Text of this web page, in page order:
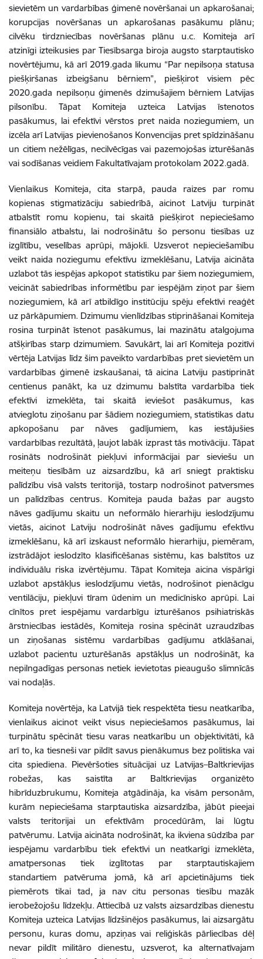
sievietēm un vardarbības ģimenē novēršanai un apkarošanai;
korupcijas novēršanas un apkarošanas pasākumu plānu;
cilvēku tirdzniecības novēršanas plānu u.c. Komiteja arī
atzinīgi izteikusies par Tiesībsarga biroja augsto starptautisko
novērtējumu, kā arī 2019.gada likumu “Par nepilsoņa statusa
piešķiršanas izbeigšanu bērniem”, piešķirot visiem pēc
2020.gada nepilsoņu ģimenēs dzimušajiem bērniem Latvijas
pilsonību.
Tāpat Komiteja uzteica Latvijas īstenotos
pasākumus, lai efektīvi vērstos pret naida noziegumiem, un
izcēla arī Latvijas pievienošanos Konvencijas pret spīdzināšanu
un citiem nežēlīgas, necilvēcīgas vai pazemojošas izturēšanās
vai sodīšanas veidiem Fakultatīvajam protokolam 2022.gadā.
Vienlaikus Komiteja, cita starpā, pauda raizes par romu
kopienas stigmatizāciju sabiedrībā, aicinot Latviju turpināt
atbalstīt romu kopienu, tai skaitā piešķirot nepieciešamo
finansiālo atbalstu, lai nodrošinātu šo personu tiesības uz
izglītību, veselības aprūpi, mājokli. Uzsverot nepieciešamību
veikt naida noziegumu efektīvu izmeklēšanu, Latvija aicināta
uzlabot tās iespējas apkopot statistiku par šiem noziegumiem,
veicināt sabiedrības informētību par iespējām ziņot par šiem
noziegumiem, kā arī atbildīgo institūciju spēju efektīvi reaģēt
uz pārkāpumiem. Dzimumu vienlīdzības stiprināšanai Komiteja
rosina turpināt īstenot pasākumus, lai mazinātu atalgojuma
atšķirības starp dzimumiem. Savukārt, lai arī Komiteja pozitīvi
vērtēja Latvijas līdz šim paveikto vardarbības pret sievietēm un
vardarbības ģimenē izskaušanai, tā aicina Latviju pastiprināt
centienus panākt, ka uz dzimumu balstīta vardarbība tiek
efektīvi izmeklēta, tai skaitā ieviešot pasākumus, kas
atvieglotu ziņošanu par šādiem noziegumiem, statistikas datu
apkopošanu par nāves gadījumiem, kas iestājušies
vardarbības rezultātā, ļaujot labāk izprast tās motivāciju. Tāpat
rosināts nodrošināt piekļuvi informācijai par sieviešu un
meiteņu tiesībām uz aizsardzību, kā arī sniegt praktisku
palīdzību visā valsts teritorijā, tostarp nodrošinot patversmes
un palīdzības centrus.
Komiteja pauda bažas par augsto
nāves gadījumu skaitu un neformālo hierarhiju ieslodzījumu
vietās, aicinot Latviju nodrošināt nāves gadījumu efektīvu
izmeklēšanu, kā arī izskaust neformālo hierarhiju, piemēram,
izstrādājot ieslodzīto klasificēšanas sistēmu, kas balstītos uz
individuālu riska izvērtējumu. Tāpat Komiteja aicina vispārīgi
uzlabot apstākļus ieslodzījumu vietās, nodrošinot pienācīgu
ventilāciju, piekļuvi tīram ūdenim un medicīnisko aprūpi. Lai
cīnītos pret iespējamu vardarbīgu izturēšanos psihiatriskās
ārstniecības iestādēs, Komiteja rosina spēcināt uzraudzības
un ziņošanas sistēmu vardarbības gadījumu atklāšanai,
uzlabot pacientu uzturēšanās apstākļus un nodrošināt, ka
nepilngadīgas personas netiek ievietotas pieaugušo slimnīcās
vai nodaļās.
Komiteja novērtēja, ka Latvijā tiek respektēta tiesu neatkarība,
vienlaikus aicinot veikt visus nepieciešamos pasākumus, lai
turpinātu spēcināt tiesu varas neatkarību un objektivitāti, kā
arī to, ka tiesneši var pildīt savus pienākumus bez politiska vai
cita spiediena. Pievēršoties situācijai uz Latvijas–Baltkrievijas
robežas, kas saistīta ar Baltkrievijas organizēto
hibrīduzbrukumu, Komiteja atgādināja, ka visām personām,
kurām nepieciešama starptautiska aizsardzība, jābūt pieejai
valsts teritorijai un efektīvām procedūrām, lai lūgtu
patvērumu. Latvija aicināta nodrošināt, ka ikviena sūdzība par
iespējamu vardarbību tiek efektīvi un neatkarīgi izmeklēta,
amatpersonas tiek izglītotas par starptautiskajiem
standartiem patvēruma jomā, kā arī apcietinājums tiek
piemērots tikai tad, ja nav citu personas tiesību mazāk
ierobežojošu līdzekļu. Attiecībā uz valsts aizsardzības dienestu
Komiteja uzteica Latvijas līdzšinējos pasākumus, lai aizsargātu
personu, kuras domu, apziņas vai reliģiskās pārliecības dēļ
nevar pildīt militāro dienestu, uzsverot, ka alternatīvajam